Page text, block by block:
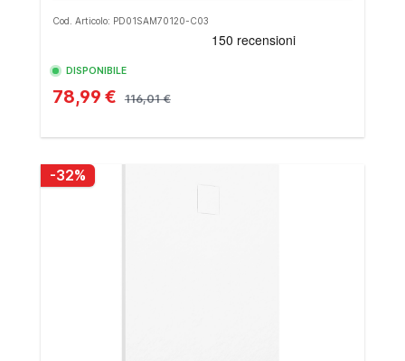
Cod. Articolo: PD01SAM70120-C03
DISPONIBILE
78,99 € 116,01 €
-32%